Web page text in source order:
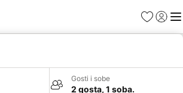
FavoritiPrijavi
Gosti i sobe
2 gosta, 1 soba.